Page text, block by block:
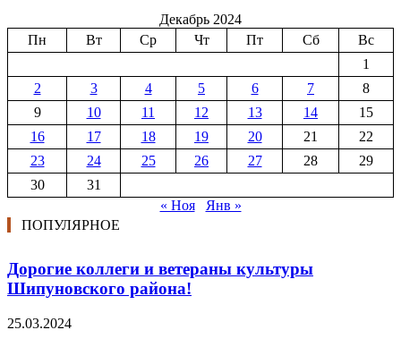
Декабрь 2024
Пн
Вт Ср Чт Пт Сб
Вс
1
2
3 4 5 6 7
8
9
10 11 12 13 14
15
16
17 18 19 20 21
22
23
24 25 26 27 28
29
30
31
« Ноя
Янв »
ПОПУЛЯРНОЕ
Дорогие коллеги и ветераны культуры
Шипуновского района!
25.03.2024